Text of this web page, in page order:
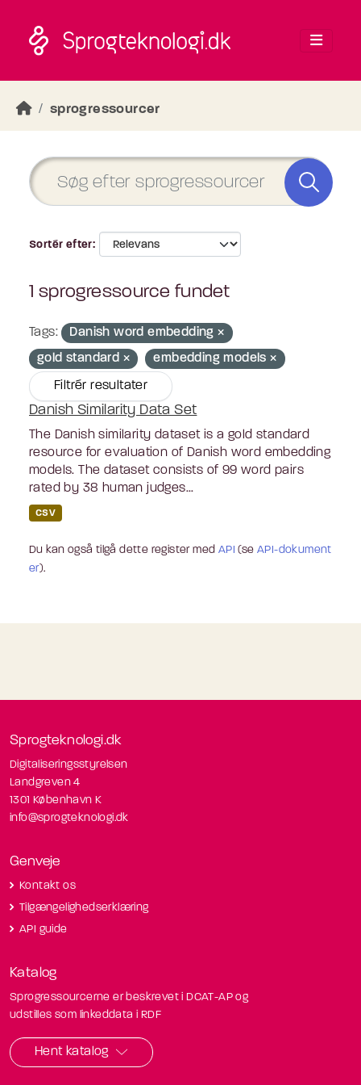
sprogressourcer
Sortér efter
1 sprogressource fundet
Tags:
Danish word embedding
gold standard
embedding models
Filtrér resultater
Danish Similarity Data Set
The Danish similarity dataset is a gold standard
resource for evaluation of Danish word embedding
models. The dataset consists of 99 word pairs
rated by 38 human judges...
CSV
Du kan også tilgå dette register med API (seAPI-dokument
er).
Sprogteknologi.dk
Digitaliseringsstyrelsen
Landgreven 4
1301 København K
info@sprogteknologi.dk
Genveje
Kontakt os
Tilgængelighedserklæring
API guide
Katalog
Sprogressourcerne er beskrevet i DCAT-AP og
udstilles som linkeddata i RDF
Hent katalog